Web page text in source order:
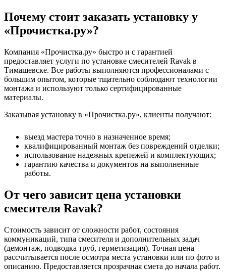
Почему стоит заказать установку у
«Прочистка.ру»?
Компания «Прочистка.ру» быстро и с гарантией
предоставляет услуги по установке смесителей Ravak в
Тимашевске. Все работы выполняются профессионалами с
большим опытом, которые тщательно соблюдают технологии
монтажа и используют только сертифицированные
материалы.
Заказывая установку в «Прочистка.ру», клиенты получают:
выезд мастера точно в назначенное время;
квалифицированный монтаж без повреждений отделки;
использование надежных крепежей и комплектующих;
гарантию качества и документов на выполненные
работы.
От чего зависит цена установки
смесителя Ravak?
Стоимость зависит от сложности работ, состояния
коммуникаций, типа смесителя и дополнительных задач
(демонтаж, подводка труб, герметизация). Точная цена
рассчитывается после осмотра места установки или по фото и
описанию. Предоставляется прозрачная смета до начала работ.